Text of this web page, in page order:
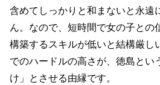
含めてしっかりと和まないと永遠
ん。なので、短時間で女の子との
構築するスキルが低いと結構厳し
でのハードルの高さが、徳島とい
け」とさせる由縁です。